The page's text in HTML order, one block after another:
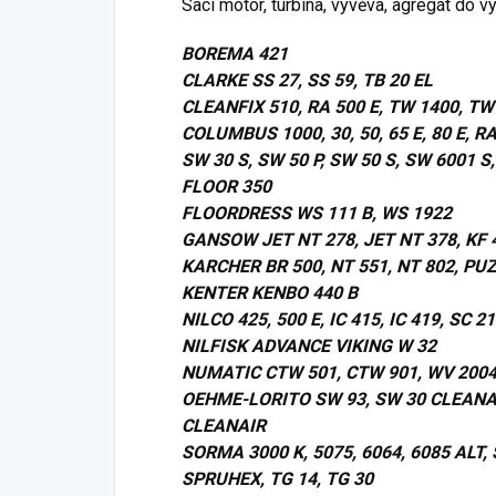
Sací motor, turbína, vývěva, agregát do
BOREMA 421
CLARKE SS 27, SS 59, TB 20 EL
CLEANFIX 510, RA 500 E, TW 1400,
COLUMBUS 1000, 30, 50, 65 E, 80 E,
SW 30 S, SW 50 P, SW 50 S, SW 6001
FLOOR 350
FLOORDRESS WS 111 B, WS 1922
GANSOW JET NT 278, JET NT 378, KF
KARCHER BR 500, NT 551, NT 802,
KENTER KENBO 440 B
NILCO 425, 500 E, IC 415, IC 419, SC
NILFISK ADVANCE VIKING W 32
NUMATIC CTW 501, CTW 901, WV 2004
OEHME-LORITO SW 93, SW 30
CLEANAIR
SORMA 3000 K, 5075, 6064, 6085
SPRUHEX, TG 14, TG 30